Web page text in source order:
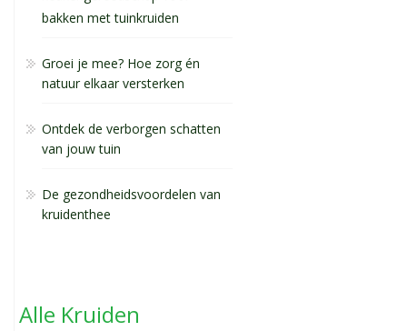
bakken met tuinkruiden
Groei je mee? Hoe zorg én
natuur elkaar versterken
Ontdek de verborgen schatten
van jouw tuin
De gezondheidsvoordelen van
kruidenthee
Alle Kruiden